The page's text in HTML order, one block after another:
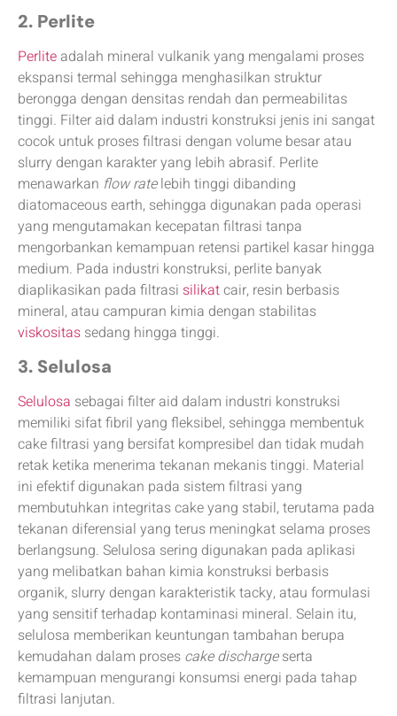
2. Perlite
Perlite adalah mineral vulkanik yang mengalami proses
ekspansi termal sehingga menghasilkan struktur
berongga dengan densitas rendah dan permeabilitas
tinggi. Filter aid dalam industri konstruksi jenis ini sangat
cocok untuk proses filtrasi dengan volume besar atau
slurry dengan karakter yang lebih abrasif. Perlite
menawarkan flow ratelebih tinggi dibanding
diatomaceous earth, sehingga digunakan pada operasi
yang mengutamakan kecepatan filtrasi tanpa
mengorbankan kemampuan retensi partikel kasar hingga
medium. Pada industri konstruksi, perlite banyak
diaplikasikan pada filtrasi silikatcair, resin berbasis
mineral, atau campuran kimia dengan stabilitas
viskositas sedang hingga tinggi.
3. Selulosa
Selulosa sebagai filter aid dalam industri konstruksi
memiliki sifat fibril yang fleksibel, sehingga membentuk
cake filtrasi yang bersifat kompresibel dan tidak mudah
retak ketika menerima tekanan mekanis tinggi. Material
ini efektif digunakan pada sistem filtrasi yang
membutuhkan integritas cake yang stabil, terutama pada
tekanan diferensial yang terus meningkat selama proses
berlangsung. Selulosa sering digunakan pada aplikasi
yang melibatkan bahan kimia konstruksi berbasis
organik, slurry dengan karakteristik tacky, atau formulasi
yang sensitif terhadap kontaminasi mineral. Selain itu,
selulosa memberikan keuntungan tambahan berupa
kemudahan dalam proses cake dischargeserta
kemampuan mengurangi konsumsi energi pada tahap
filtrasi lanjutan.